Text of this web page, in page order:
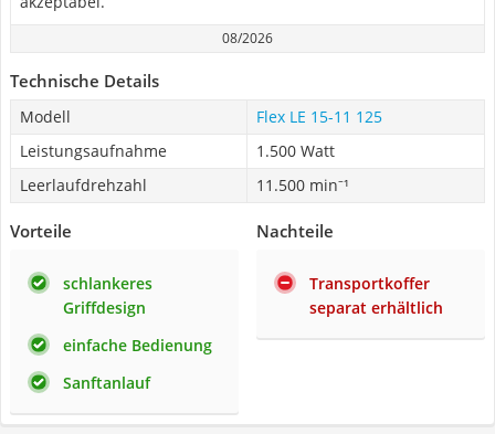
08/2026
Technische Details
Modell
Flex LE 15-11 125
Leistungsaufnahme
1.500 Watt
Leerlaufdrehzahl
11.500 min⁻¹
Vorteile
schlankeres
Griffdesign
einfache Bedienung
Sanftanlauf
Nachteile
Transportkoffer
separat erhältlich